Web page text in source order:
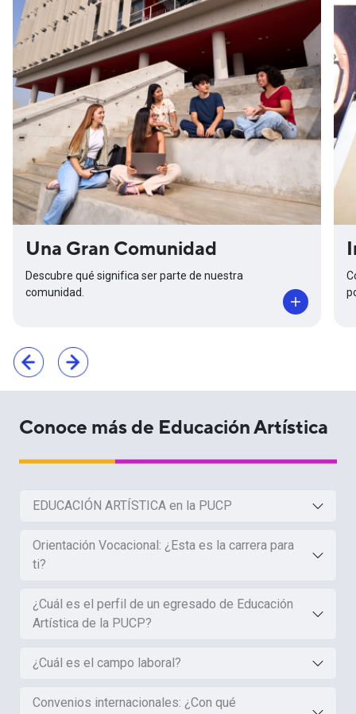
Una Gran Comunidad
Descubre qué significa ser parte de nuestra
comunidad.
Conoce más de Educación Artística
EDUCACIÓN ARTÍSTICA en la PUCP
Orientación Vocacional: ¿Esta es la carrera para
ti?
¿Cuál es el perfil de un egresado de Educación
Artística de la PUCP?
¿Cuál es el campo laboral?
Convenios internacionales: ¿Con qué